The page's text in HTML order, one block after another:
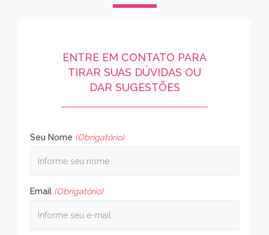
ENTRE EM CONTATO PARA
TIRAR SUAS DÚVIDAS OU
DAR SUGESTÕES
Seu Nome (Obrigatório)
Email (Obrigatório)